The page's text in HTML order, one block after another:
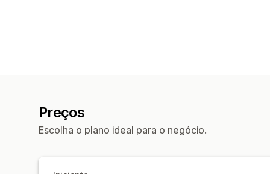
Preços
Escolha o plano ideal para o negócio.